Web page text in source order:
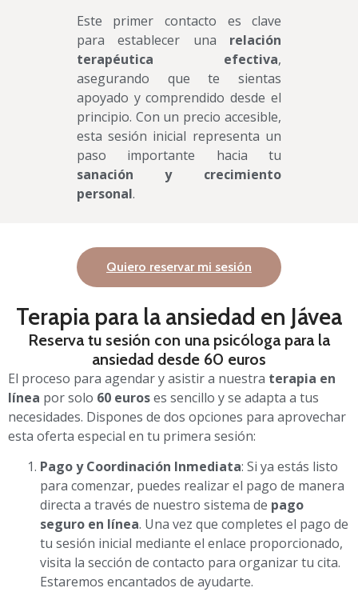
Este primer contacto es clave
para establecer una relación
terapéutica efectiva,
asegurando que te sientas
apoyado y comprendido desde el
principio. Con un precio accesible,
esta sesión inicial representa un
paso importante hacia tu
sanación y crecimiento
personal.
Quiero reservar mi sesión
Terapia para la ansiedad en Jávea
Reserva tu sesión con una psicóloga para la
ansiedad desde 60 euros
El proceso para agendar y asistir a nuestra terapia en
línea por solo 60 euroses sencillo y se adapta a tus
necesidades. Dispones de dos opciones para aprovechar
esta oferta especial en tu primera sesión:
Pago y Coordinación Inmediata: Si ya estás listo
para comenzar, puedes realizar el pago de manera
directa a través de nuestro sistema de pago
seguro en línea. Una vez que completes el pago de
tu sesión inicial mediante el enlace proporcionado,
visita la sección de contacto para organizar tu cita.
Estaremos encantados de ayudarte.